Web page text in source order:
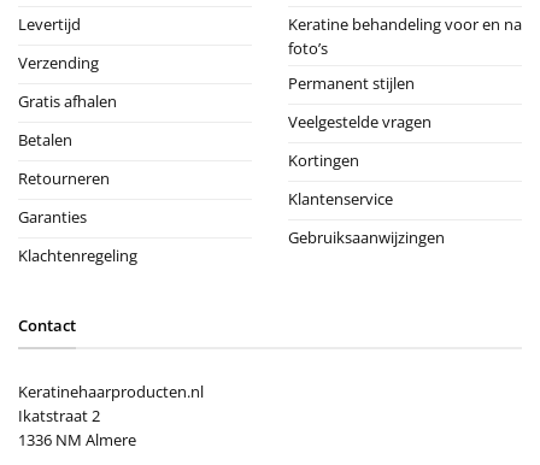
Levertijd
Verzending
Gratis afhalen
Betalen
Retourneren
Garanties
Klachtenregeling
Keratine behandeling voor en na
foto’s
Permanent stijlen
Veelgestelde vragen
Kortingen
Klantenservice
Gebruiksaanwijzingen
Contact
Keratinehaarproducten.nl
Ikatstraat 2
1336 NM Almere